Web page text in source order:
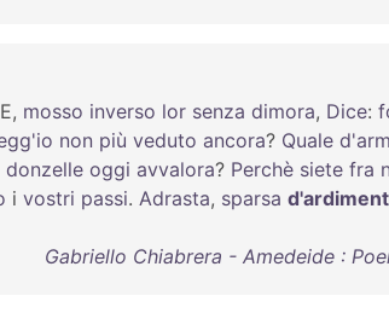
mosso inverso lor senza dimora, Dice:
non più veduto ancora? Quale
donzelle oggi avvalora? Perchè siete fra
i vostri passi. Adrasta, sparsa
Gabriello Chiabrera - Amedeide :